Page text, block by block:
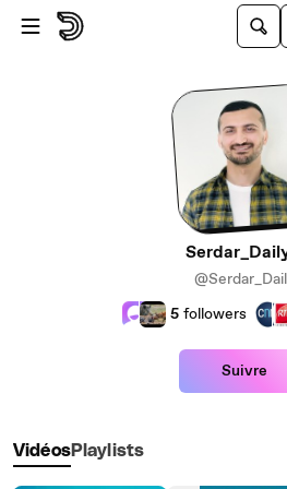
Passer au contenu principal
5 followers
Suivre
VidéosPlaylists